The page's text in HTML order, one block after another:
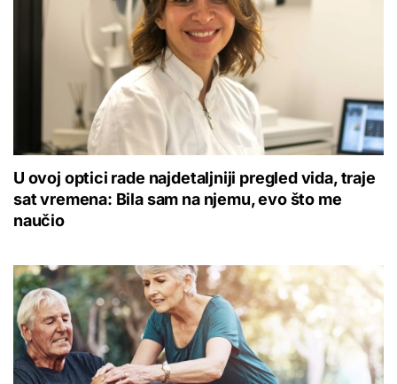
U ovoj optici rade najdetaljniji pregled vida, traje
sat vremena: Bila sam na njemu, evo što me
naučio